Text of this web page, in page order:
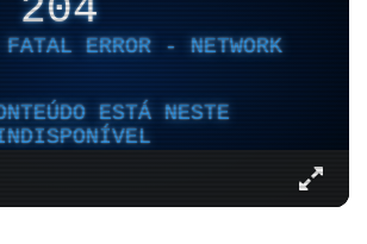
204
ERROR - NETWORK
ESTÁ NESTE